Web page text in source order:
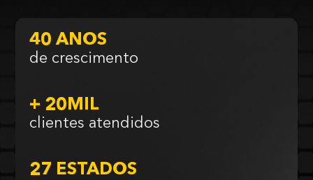
40 ANOS
de crescimento
+ 20MIL
clientes atendidos
27 ESTADOS